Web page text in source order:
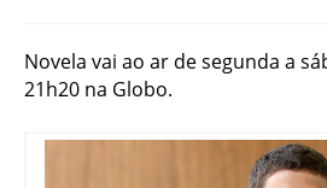
Novela vai ao ar de segunda a
21h20 na Globo.